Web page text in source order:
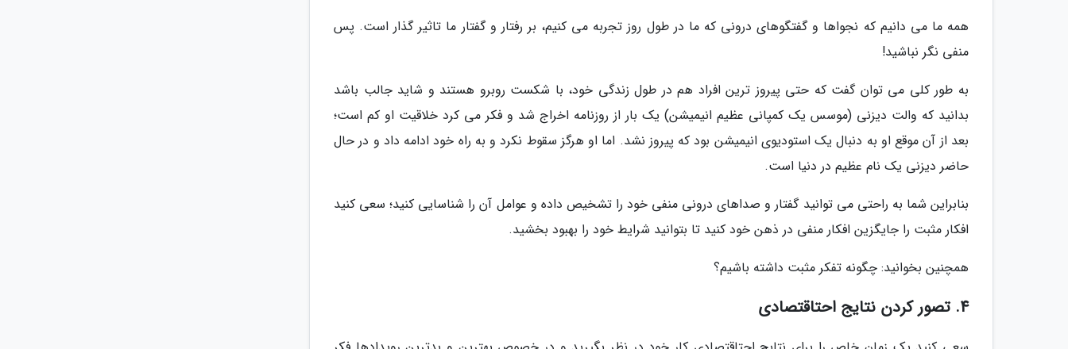
همه ما می دانیم که نجواها و گفتگوهای درونی که ما در طول روز تجربه می کنیم، بر رفتار و گفتار ما تاثیر گذار است. پس
منفی نگر نباشید!
به طور کلی می توان گفت که حتی پیروز ترین افراد هم در طول زندگی خود، با شکست روبرو هستند و شاید جالب باشد
بدانید که والت دیزنی (موسس یک کمپانی عظیم انیمیشن) یک بار از روزنامه اخراج شد و فکر می کرد خلاقیت او کم است؛
بعد از آن موقع او به دنبال یک استودیوی انیمیشن بود که پیروز نشد. اما او هرگز سقوط نکرد و به راه خود ادامه داد و در حال
حاضر دیزنی یک نام عظیم در دنیا است.
بنابراین شما به راحتی می توانید گفتار و صداهای درونی منفی خود را تشخیص داده و عوامل آن را شناسایی کنید؛ سعی کنید
افکار مثبت را جایگزین افکار منفی در ذهن خود کنید تا بتوانید شرایط خود را بهبود بخشید.
همچنین بخوانید: چگونه تفکر مثبت داشته باشیم؟
4. تصور کردن نتایج احتاقتصادی